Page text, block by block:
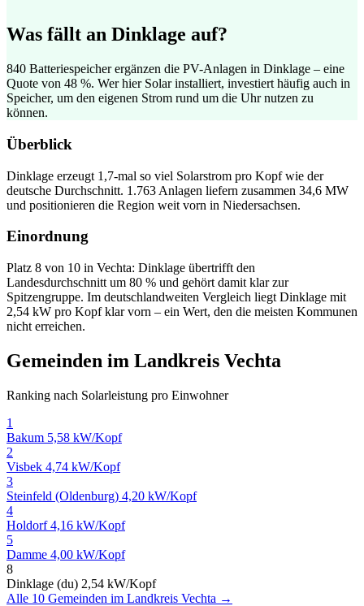
Was fällt an Dinklage auf?
840 Batteriespeicher ergänzen die PV-Anlagen in Dinklage – eine
Quote von 48 %. Wer hier Solar installiert, investiert häufig auch in
Speicher, um den eigenen Strom rund um die Uhr nutzen zu
können.
Überblick
Dinklage erzeugt 1,7-mal so viel Solarstrom pro Kopf wie der
deutsche Durchschnitt. 1.763 Anlagen liefern zusammen 34,6 MW
und positionieren die Region weit vorn in Niedersachsen.
Einordnung
Platz 8 von 10 in Vechta: Dinklage übertrifft den
Landesdurchschnitt um 80 % und gehört damit klar zur
Spitzengruppe. Im deutschlandweiten Vergleich liegt Dinklage mit
2,54 kW pro Kopf klar vorn – ein Wert, den die meisten Kommunen
nicht erreichen.
Gemeinden im Landkreis Vechta
Ranking nach Solarleistung pro Einwohner
1
Bakum 5,58 kW/Kopf
2
Visbek 4,74 kW/Kopf
3
Steinfeld (Oldenburg) 4,20 kW/Kopf
4
Holdorf4,16 kW/Kopf
5
Damme 4,00 kW/Kopf
8
Dinklage (du) 2,54 kW/Kopf
Alle 10 Gemeinden im Landkreis Vechta →